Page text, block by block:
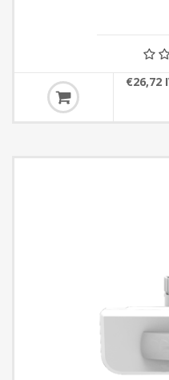
€26,72